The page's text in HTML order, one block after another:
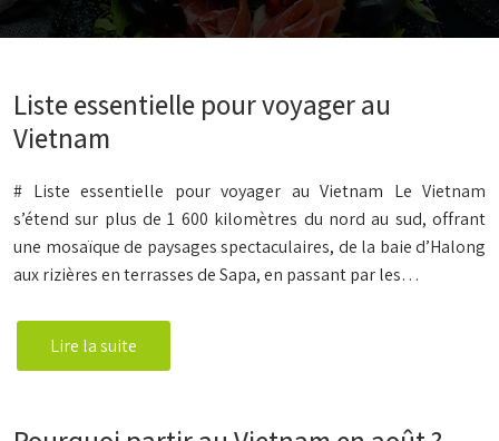
Liste essentielle pour voyager au
Vietnam
# Liste essentielle pour voyager au Vietnam Le Vietnam
s’étend sur plus de 1 600 kilomètres du nord au sud, offrant
une mosaïque de paysages spectaculaires, de la baie d’Halong
aux rizières en terrasses de Sapa, en passant par les…
Lire la suite